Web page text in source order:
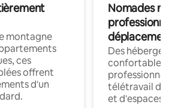
montagne
ces
offrent
d'un
Nomades
déplacement
Des
confortables
professionnels
télétravail
et d'espaces